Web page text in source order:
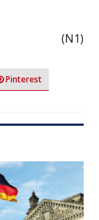
(N1)
Pinterest